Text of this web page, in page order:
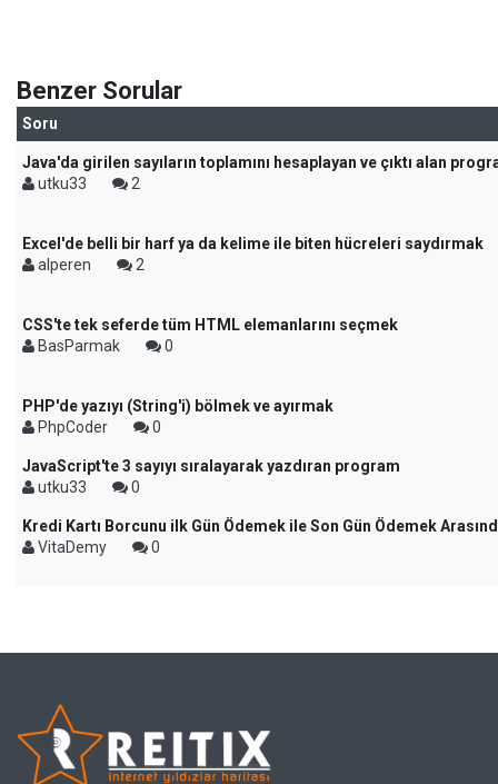
Benzer Sorular
Soru
Java'da girilen sayıların toplamını hesaplayan ve çıktı alan
utku33
2
Excel'de belli bir harf ya da kelime ile biten hücreleri saydırmak
alperen
2
CSS'te tek seferde tüm HTML elemanlarını seçmek
BasParmak
0
PHP'de yazıyı (String'i) bölmek ve ayırmak
PhpCoder
0
JavaScript'te 3 sayıyı sıralayarak yazdıran program
utku33
0
Kredi Kartı Borcunu ilk Gün Ödemek ile Son Gün Ödemek
VitaDemy
0